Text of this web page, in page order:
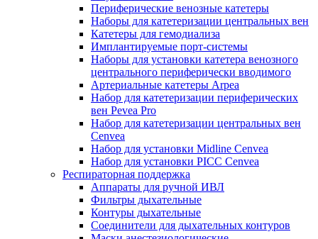
Периферические венозные катетеры
Наборы для катетеризации центральных вен
Катетеры для гемодиализа
Имплантируемые порт‑системы
Наборы для установки катетера венозного
центрального периферически вводимого
Артериальные катетеры Arpea
Набор для катетеризации периферических
вен Pevea Pro
Набор для катетеризации центральных вен
Cenvea
Набор для установки Midline Cenvea
Набор для установки PICC Cenvea
Респираторная поддержка
Аппараты для ручной ИВЛ
Фильтры дыхательные
Контуры дыхательные
Соединители для дыхательных контуров